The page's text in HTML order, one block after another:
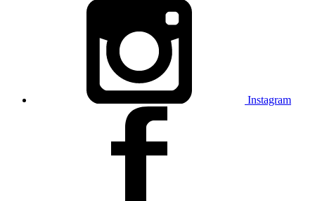
Instagram